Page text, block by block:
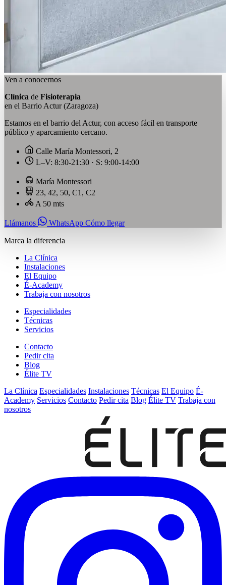
Ven a conocernos
Clínica de Fisioterapia
en el Barrio Actur (Zaragoza)
Estamos en el barrio del Actur, con acceso fácil en transporte
público y aparcamiento cercano.
Calle María Montessori, 2
L–V: 8:30-21:30 · S: 9:00-14:00
María Montessori
23, 42, 50, C1, C2
A 50 mts
Llámanos WhatsApp Cómo llegar
Marca la diferencia
La Clínica
Instalaciones
El Equipo
É-Academy
Trabaja con nosotros
Especialidades
Técnicas
Servicios
Contacto
Pedir cita
Blog
Élite TV
La Clínica Especialidades Instalaciones Técnicas El Equipo É-
Academy Servicios Contacto Pedir cita Blog Élite TV Trabaja con
nosotros